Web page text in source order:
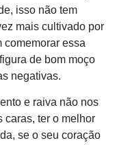
isso não tem
mais cultivado por
comemorar essa
de bom moço
negativas.
e raiva não nos
caras, ter o melhor
se o seu coração